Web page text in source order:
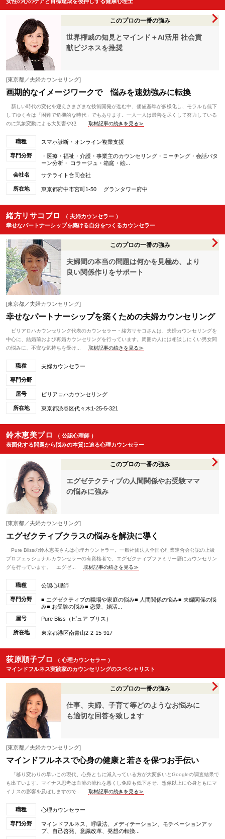
このプロの一番の強み
世界権威の知見とマインド＋AI活用 社会貢
献ビジネスを推奨
[東京都／夫婦カウンセリング]
画期的なイメージワークで 悩みを速効強みに転換
新しい時代の変化を迎えさまざまな技術開発が進む中、価値基準が多様化し、モラルも低下
してゆく今は「困難で危機的な時代」でもあります。一人一人は最善を尽くして努力している
のに気象変動による大災害や犯...
取材記事の続きを見る≫
職種 スマホ診断・オンライン複業支援
専門分野
・医療・福祉・介護・事業主のカウンセリング・コーチング・会話パタ
ーン分析・ コラージュ・箱庭・絵...
会社名
サテライト合同会社
所在地 東京都府中市宮町1-50 グランタワー府中
緒方リサコプロ
（ 夫婦カウンセラー ）
幸せなパートナーシップを築ける自分をつくるカウンセラー
このプロの一番の強み
夫婦間の本当の問題は何かを見極め、より
良い関係作りをサポート
[東京都／夫婦カウンセリング]
幸せなパートナーシップを築くための夫婦カウンセリング
ピリアロハカウンセリング代表のカウンセラー・緒方リサコさんは、夫婦カウンセリングを
中心に、結婚前および再婚カウンセリングを行っています。周囲の人には相談しにくい男女間
の悩みに、不安な気持ちを受け...
取材記事の続きを見る≫
職種 夫婦カウンセラー
専門分野
屋号 ピリアロハカウンセリング
所在地 東京都渋谷区代々木1-25-5-321
鈴木恵美プロ
（ 公認心理師 ）
表面化する問題から悩みの本質に迫る心理カウンセラー
このプロの一番の強み
エグゼテクティブの人間関係やお受験ママ
の悩みに強み
[東京都／夫婦カウンセリング]
エグゼクティブクラスの悩みを解決に導く
Pure Blissの鈴木恵美さんは心理カウンセラー。一般社団法人全国心理業連合会公認の上級
プロフェッショナルカウンセラーの有資格者で、エグゼクティブファミリー層にカウンセリン
グを行っています。 エグゼ...
取材記事の続きを見る≫
職種 公認心理師
専門分野
■ エグゼクティブの職場や家庭の悩み■ 人間関係の悩み■ 夫婦関係の悩
み■ お受験の悩み■ 恋愛、婚活...
屋号
Pure Bliss（ピュア ブリス）
所在地 東京都港区南青山2-2-15-917
荻原順子プロ
（ 心理カウンセラー ）
マインドフルネス実践家のカウンセリングのスペシャリスト
このプロの一番の強み
仕事、夫婦、子育て等どのようなお悩みに
も適切な回答を致します
[東京都／夫婦カウンセリング]
マインドフルネスで心身の健康と若さを保つお手伝い
「移り変わりの早いこの現代、心身ともに滅入っている方が大変多いとGoogleの調査結果で
も出ています。マイナス思考は血流の流れを悪くし免疫も低下させ、想像以上に心身ともにマ
イナスの影響を及ぼしますので...
取材記事の続きを見る≫
職種 心理カウンセラー
専門分野
マインドフルネス、呼吸法、メディテーション、モチベーションアッ
プ、自己啓発、意識改革、発想の転換...